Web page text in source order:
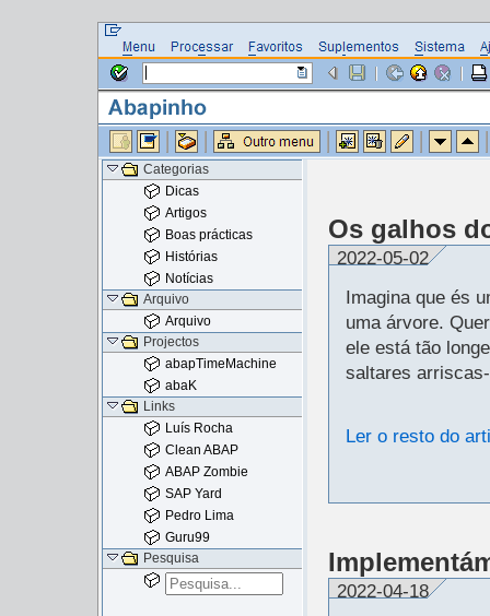
Os galhos
2022-05-02
Imagina que és
uma árvore.
ele está tão
saltares
Ler o resto do
2022-04-18
Categorias
Dicas
Artigos
Boas prácticas
Histórias
Notícias
Arquivo
Arquivo
Projectos
abapTimeMachine
abaK
Links
Luís Rocha
Clean ABAP
ABAP Zombie
SAP Yard
Pedro Lima
Guru99
Pesquisa